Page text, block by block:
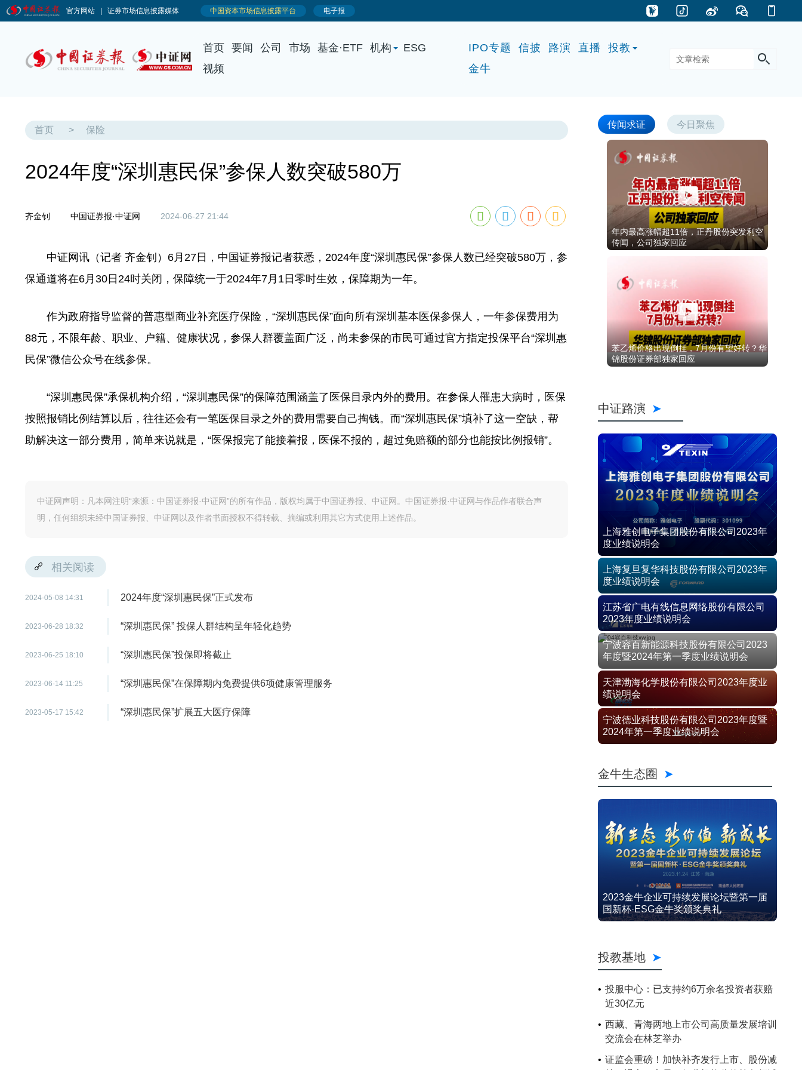
首页 要闻 公司 市场 基金·ETF 机构
ESG
视频
IPO专题 信披 路演 直播
投教
金牛
首页 > 保险
2024年度“深圳惠民保”参保人数突破580万
齐金钊 中国证券报·中证网 2024-06-27 21:44
中证网讯（记者 齐金钊）6月27日，中国证券报记者获悉，2024年度“深圳惠民保”参保人数已经突破580万，参
保通道将在6月30日24时关闭，保障统一于2024年7月1日零时生效，保障期为一年。
作为政府指导监督的普惠型商业补充医疗保险，“深圳惠民保”面向所有深圳基本医保参保人，一年参保费用为
88元，不限年龄、职业、户籍、健康状况，参保人群覆盖面广泛，尚未参保的市民可通过官方指定投保平台“深圳惠
民保”微信公众号在线参保。
“深圳惠民保”承保机构介绍，“深圳惠民保”的保障范围涵盖了医保目录内外的费用。在参保人罹患大病时，医保
按照报销比例结算以后，往往还会有一笔医保目录之外的费用需要自己掏钱。而“深圳惠民保”填补了这一空缺，帮
助解决这一部分费用，简单来说就是，“医保报完了能接着报，医保不报的，超过免赔额的部分也能按比例报销”。
中证网声明：凡本网注明“来源：中国证券报·中证网”的所有作品，版权均属于中国证券报、中证网。中国证券报·中证网与作品作者联合声
明，任何组织未经中国证券报、中证网以及作者书面授权不得转载、摘编或利用其它方式使用上述作品。
相关阅读
2024-05-08 14:31 2024年度“深圳惠民保”正式发布
2023-06-28 18:32 “深圳惠民保” 投保人群结构呈年轻化趋势
2023-06-25 18:10 “深圳惠民保”投保即将截止
2023-06-14 11:25 “深圳惠民保”在保障期内免费提供6项健康管理服务
2023-05-17 15:42 “深圳惠民保”扩展五大医疗保障
传闻求证 今日聚焦
年内最高涨幅超11倍，正丹股份突发利空
传闻，公司独家回应
苯乙烯价格出现倒挂，7月份有望好转？华
锦股份证券部独家回应
中证路演
上海雅创电子集团股份有限公司2023年
度业绩说明会
上海复旦复华科技股份有限公司2023年
度业绩说明会
江苏省广电有线信息网络股份有限公司
2023年度业绩说明会
宁波容百新能源科技股份有限公司2023
年度暨2024年第一季度业绩说明会
天津渤海化学股份有限公司2023年度业
绩说明会
宁波德业科技股份有限公司2023年度暨
2024年第一季度业绩说明会
金牛生态圈
2023金牛企业可持续发展论坛暨第一届
国新杯·ESG金牛奖颁奖典礼
投教基地
投服中心：已支持约6万余名投资者获赔
近30亿元
西藏、青海两地上市公司高质量发展培训
交流会在林芝举办
证监会重磅！加快补齐发行上市、股份减